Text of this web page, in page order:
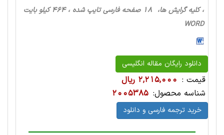
، کلیه گرایش ها، 18 صفحه فارسی تایپ شده ، 464 کیلو بایت
WORD
دانلود رایگان مقاله انگلیسی
قیمت : 2,215,000 ریال
شناسه محصول: 2005385
خرید ترجمه فارسی و دانلود